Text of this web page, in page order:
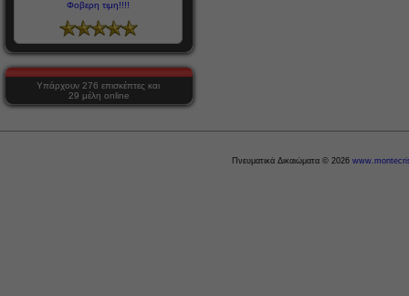
Φοβερη τιμη!!!!
Υπάρχουν 276 επισκέπτες και
29 μέλη online
Πνευματικά Δικαιώματα © 2026